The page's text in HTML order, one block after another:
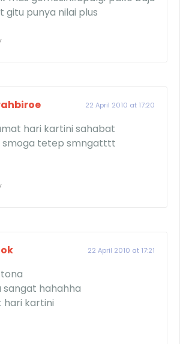
gitu punya nilai plus
22 April 2010 at 17:20
hari kartini sahabat
smoga tetep smngatttt
22 April 2010 at 17:21
sangat hahahha
hari kartini